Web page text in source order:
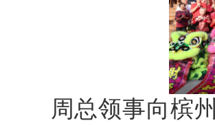
周总领事向槟